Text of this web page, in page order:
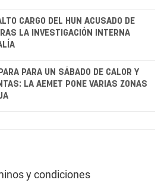
CARGO DEL HUN ACUSADO DE
LA INVESTIGACIÓN INTERNA
PARA UN SÁBADO DE CALOR Y
LA AEMET PONE VARIAS ZONAS
y condiciones